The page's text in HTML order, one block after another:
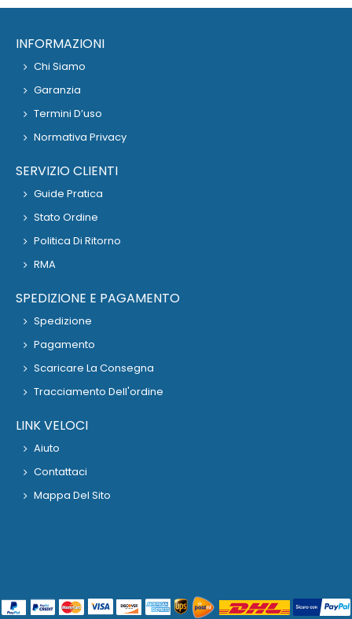
INFORMAZIONI
Chi Siamo
Garanzia
Termini D’uso
Normativa Privacy
SERVIZIO CLIENTI
Guide Pratica
Stato Ordine
Politica Di Ritorno
RMA
SPEDIZIONE E PAGAMENTO
Spedizione
Pagamento
Scaricare La Consegna
Tracciamento Dell'ordine
LINK VELOCI
Aiuto
Contattaci
Mappa Del Sito